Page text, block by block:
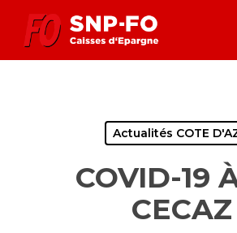
Actualités COTE
COVID-19
CECAZ